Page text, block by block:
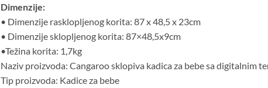
Dimenzije:
• Dimenzije rasklopljenog korita: 87 x 48,5 x 23cm
• Dimenzije sklopljenog korita: 87×48,5x9cm
•Težina korita: 1,7kg
Naziv proizvoda: Cangaroo sklopiva kadica za bebe sa digitalnim
Tip proizvoda: Kadice za bebe